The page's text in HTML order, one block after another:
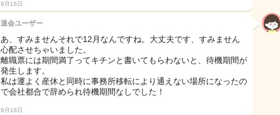
9月16日
退会ユーザー
あ、すみませんそれで12月なんですね。大丈夫です、すみません
心配させちゃいました。
離職票には期間満了ってキチンと書いてもらわないと、待機期間が
発生します。
私は運よく産休と同時に事務所移転により通えない場所になったの
で会社都合で辞められ待機期間なしでした！
9月16日